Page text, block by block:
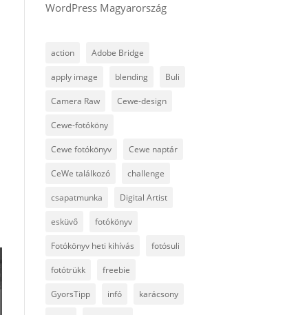
WordPress Magyarország
action Adobe Bridge
apply image blending Buli
Camera Raw Cewe-design
Cewe-fotóköny
Cewe fotókönyv Cewe naptár
CeWe találkozó challenge
csapatmunka Digital Artist
esküvő fotókönyv
Fotókönyv heti kihívás fotósuli
fotótrükk freebie
GyorsTipp infó karácsony